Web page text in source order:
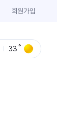
회원가입
33